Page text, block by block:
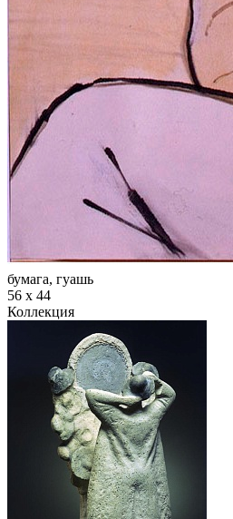
бумага, гуашь
56 х 44
Коллекция